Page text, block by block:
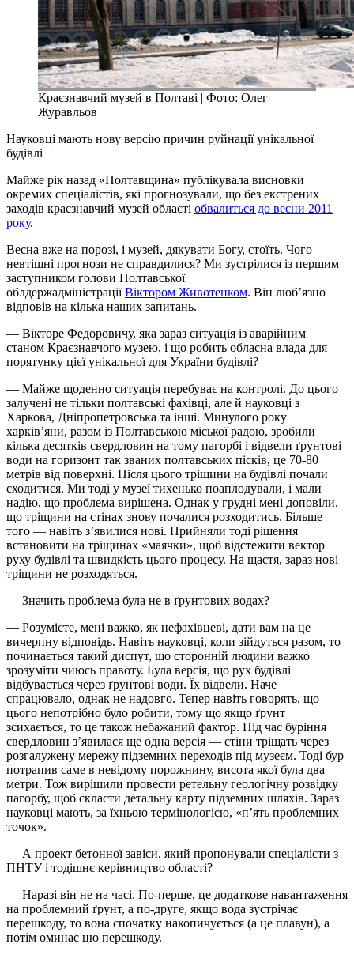
Краєзнавчий музей в Полтаві | Фото: Олег
Журавльов
Науковці мають нову версію причин руйнації унікальної
будівлі
Майже рік назад «Полтавщина» публікувала висновки
окремих спеціалістів, які прогнозували, що без екстрених
заходів краєзнавчий музей області обвалиться до весни 2011
року.
Весна вже на порозі, і музей, дякувати Богу, стоїть. Чого
невтішні прогнози не справдилися? Ми зустрілися із першим
заступником голови Полтавської
облдержадміністраціїВіктором Животенком. Він люб’язно
відповів на кілька наших запитань.
— Вікторе Федоровичу, яка зараз ситуація із аварійним
станом Краєзнавчого музею, і що робить обласна влада для
порятунку цієї унікальної для України будівлі?
— Майже щоденно ситуація перебуває на контролі. До цього
залучені не тільки полтавські фахівці, але й науковці з
Харкова, Дніпропетровська та інші. Минулого року
харків’яни, разом із Полтавською міської радою, зробили
кілька десятків свердловин на тому пагорбі і відвели ґрунтові
води на горизонт так званих полтавських пісків, це 70-80
метрів від поверхні. Після цього тріщини на будівлі почали
сходитися. Ми тоді у музеї тихенько поаплодували, і мали
надію, що проблема вирішена. Однак у грудні мені доповіли,
що тріщини на стінах знову почалися розходитись. Більше
того — навіть з’явилися нові. Прийняли тоді рішення
встановити на тріщинах «маячки», щоб відстежити вектор
руху будівлі та швидкість цього процесу. На щастя, зараз нові
тріщини не розходяться.
— Значить проблема була не в ґрунтових водах?
— Розумієте, мені важко, як нефахівцеві, дати вам на це
вичерпну відповідь. Навіть науковці, коли зійдуться разом, то
починається такий диспут, що сторонній людини важко
зрозуміти чиюсь правоту. Була версія, що рух будівлі
відбувається через ґрунтові води. Їх відвели. Наче
спрацювало, однак не надовго. Тепер навіть говорять, що
цього непотрібно було робити, тому що якщо ґрунт
зсихається, то це також небажаний фактор. Під час буріння
свердловин з’явилася ще одна версія — стіни тріщать через
розгалужену мережу підземних переходів під музеєм. Тоді бур
потрапив саме в невідому порожнину, висота якої була два
метри. Тож вирішили провести ретельну геологічну розвідку
пагорбу, щоб скласти детальну карту підземних шляхів. Зараз
науковці мають, за їхньою термінологією, «п’ять проблемних
точок».
— А проект бетонної завіси, який пропонували спеціалісти з
ПНТУ і тодішнє керівництво області?
— Наразі він не на часі. По-перше, це додаткове навантаження
на проблемний ґрунт, а по-друге, якщо вода зустрічає
перешкоду, то вона спочатку накопичується (а це плавун), а
потім оминає цю перешкоду.